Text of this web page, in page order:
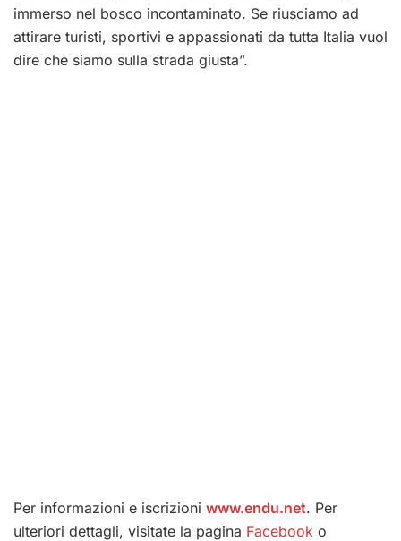
immerso nel bosco incontaminato. Se riusciamo ad
attirare turisti, sportivi e appassionati da tutta Italia vuol
dire che siamo sulla strada giusta”.
Per informazioni e iscrizioni www.endu.net. Per
ulteriori dettagli, visitate la pagina Facebook o